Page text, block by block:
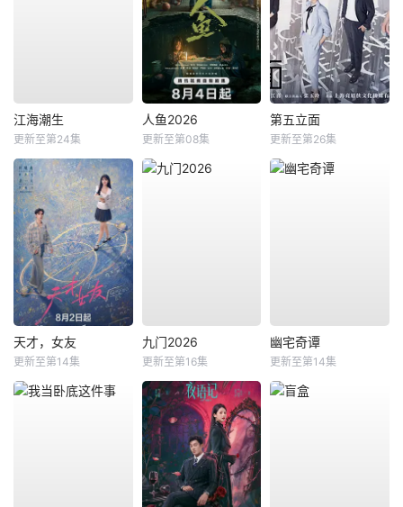
江海潮生
更新至第24集
人鱼2026
更新至第08集
第五立面
更新至第26集
天才，女友
更新至第14集
九门2026
更新至第16集
幽宅奇谭
更新至第14集